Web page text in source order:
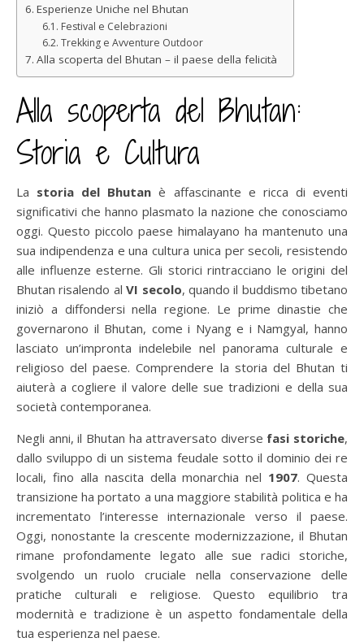
Esperienze Uniche nel Bhutan
Festival e Celebrazioni
Trekking e Avventure Outdoor
Alla scoperta del Bhutan – il paese della felicità
Alla scoperta del Bhutan:
Storia e Cultura
La storia del Bhutan è affascinante e ricca di eventi
significativi che hanno plasmato la nazione che conosciamo
oggi. Questo piccolo paese himalayano ha mantenuto una
sua indipendenza e una cultura unica per secoli, resistendo
alle influenze esterne. Gli storici rintracciano le origini del
Bhutan risalendo alVI secolo, quando il buddismo tibetano
iniziò a diffondersi nella regione. Le prime dinastie che
governarono il Bhutan, come i Nyang e i Namgyal, hanno
lasciato un’impronta indelebile nel panorama culturale e
religioso del paese. Comprendere la storia del Bhutan ti
aiuterà a cogliere il valore delle sue tradizioni e della sua
società contemporanea.
Negli anni, il Bhutan ha attraversato diverse fasi storiche,
dallo sviluppo di un sistema feudale sotto il dominio dei re
locali, fino alla nascita della monarchia nel 1907. Questa
transizione ha portato a una maggiore stabilità politica e ha
incrementato l’interesse internazionale verso il paese.
Oggi, nonostante la crescente modernizzazione, il Bhutan
rimane profondamente legato alle sue radici storiche,
svolgendo un ruolo cruciale nella conservazione delle
pratiche culturali e religiose. Questo equilibrio tra
modernità e tradizione è un aspetto fondamentale della
tua esperienza nel paese.